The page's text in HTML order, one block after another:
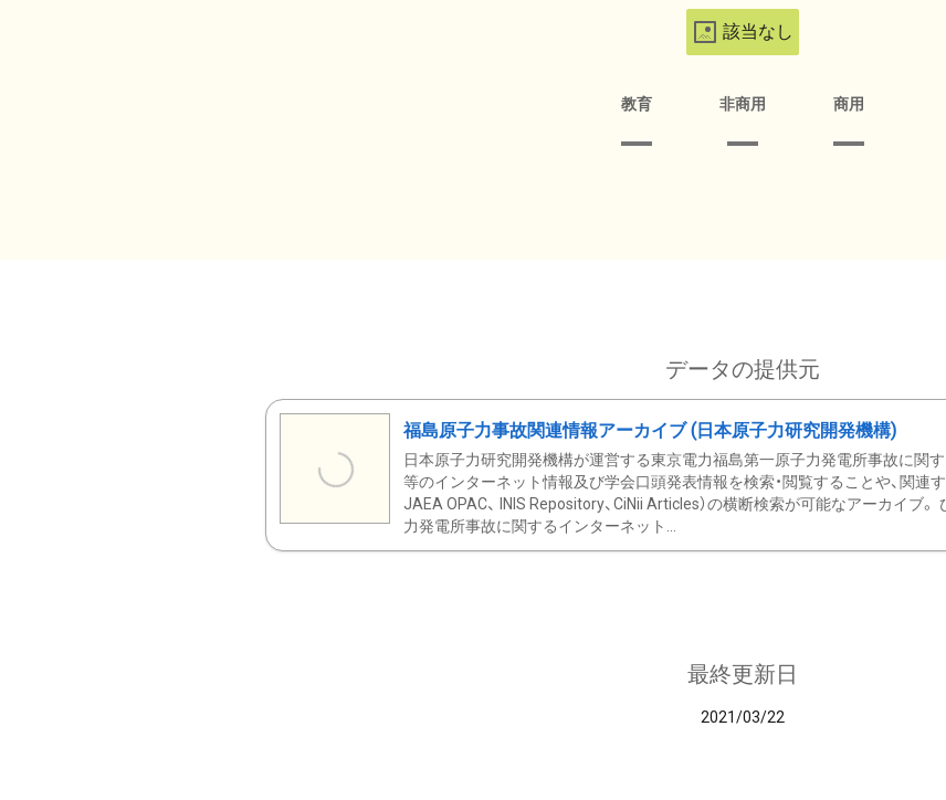
該当なし
教育 非商用 商用
データの提供元
福島原子力事故関連情報アーカイブ (日本原子力研究開発機構)
日本原子力研究開発機構が運営する東京電力福島第一原子力発電所事故に関す
等のインターネット情報及び学会口頭発表情報を検索・閲覧することや、関連す
JAEA OPAC、 INIS Repository、CiNii Articles）の横断検索が可能なアーカイブ
力発電所事故に関するインターネット...
最終更新日
2021/03/22